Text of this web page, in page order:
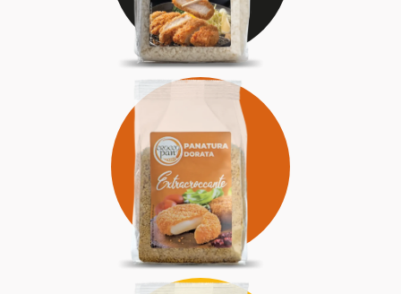
DORATA
INCONFONDIBILE
ENERGICA